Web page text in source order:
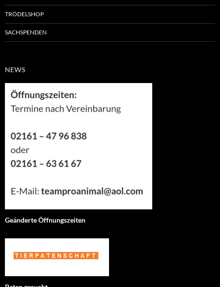
TRÖDELSHOP
SACHSPENDEN
NEWS
Geänderte Öffnungszeiten